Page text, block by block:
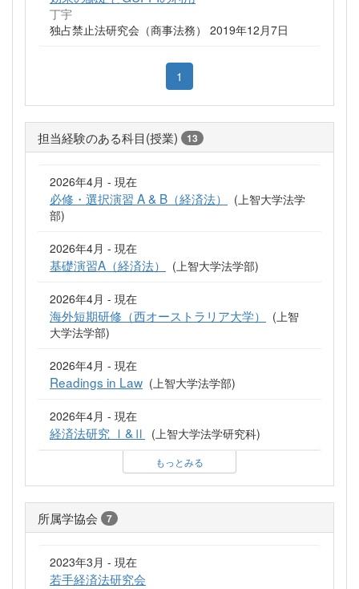
丁宇
独占禁止法研究会（商事法務） 2019年12月7日
1
担当経験のある科目(授業) 13
2026年4月 - 現在
必修・選択演習 A & B（経済法）
(上智大学法学
部)
2026年4月 - 現在
基礎演習A（経済法） (上智大学法学部)
2026年4月 - 現在
海外短期研修（西オーストラリア大学）
(上智
大学法学部)
2026年4月 - 現在
Readings in Law (上智大学法学部)
2026年4月 - 現在
経済法研究 Ⅰ&Ⅱ (上智大学法学研究科)
もっとみる
所属学協会 7
2023年3月 - 現在
若手経済法研究会